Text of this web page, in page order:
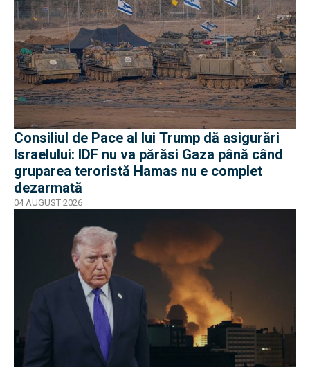
Consiliul de Pace al lui Trump dă asigurări
Israelului: IDF nu va părăsi Gaza până când
gruparea teroristă Hamas nu e complet
dezarmată
04 AUGUST 2026